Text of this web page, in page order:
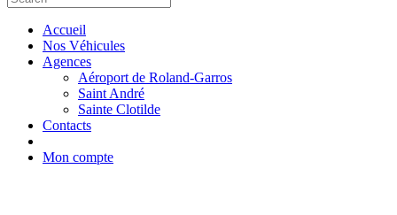
Accueil
Nos Véhicules
Agences
Aéroport de Roland-Garros
Saint André
Sainte Clotilde
Contacts
Mon compte